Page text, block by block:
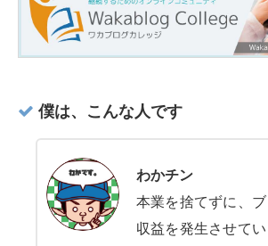
僕は、こんな人です
わかチン
本業を捨てずに、
収益を発生させてい